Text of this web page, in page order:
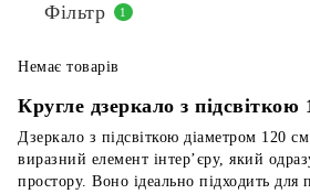
Фільтр 1
Немає товарів
Кругле дзеркало з підсвіткою
Дзеркало з підсвіткою діаметром 120
виразний елемент інтер’єру, який
простору. Воно ідеально підходить для